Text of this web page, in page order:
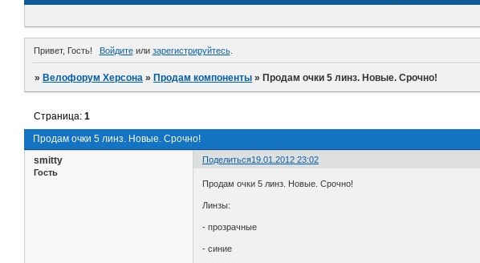
Привет, Гость! Войдитеили зарегистрируйтесь.
» Велофорум Херсона » Продам компоненты » Продам очки 5 линз. Новые. Срочно!
Продам очки 5 линз. Новые. Срочно!
Страница:1
Поделиться19.01.2012 23:02
smitty
Гость
Продам очки 5 линз. Новые. Срочно!
Линзы:
- прозрачные
- синие